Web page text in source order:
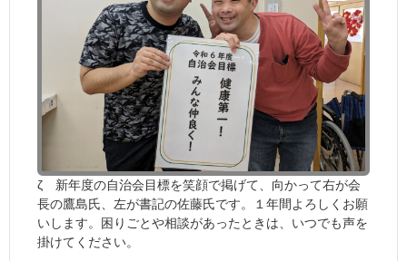
ζ 新年度の自治会目標を笑顔で掲げて、向かって右が会
長の鷹島氏、左が書記の佐藤氏です。１年間よろしくお願
いします。困りごとや相談があったときは、いつでも声を
掛けてください。